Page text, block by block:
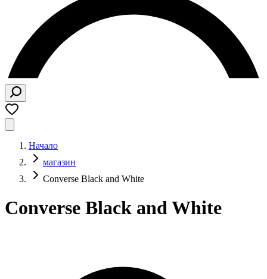
Начало
магазин
Converse Black and White
Converse Black and White